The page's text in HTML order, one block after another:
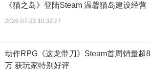
《猫之岛》登陆Steam 温馨猫岛建设经营
2026-07-22 10:32:27
动作RPG《这龙带刀》Steam首周销量超8
万 获玩家特别好评